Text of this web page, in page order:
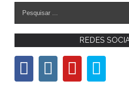
REDES